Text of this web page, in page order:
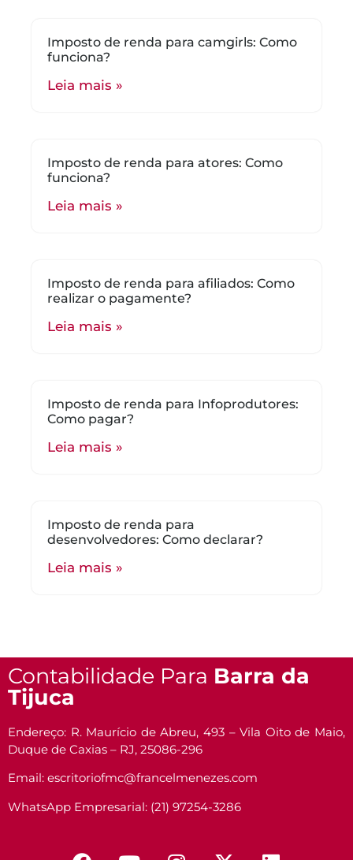
Imposto de renda para camgirls: Como
funciona?
Leia mais »
Imposto de renda para atores: Como
funciona?
Leia mais »
Imposto de renda para afiliados: Como
realizar o pagamente?
Leia mais »
Imposto de renda para Infoprodutores:
Como pagar?
Leia mais »
Imposto de renda para
desenvolvedores: Como declarar?
Leia mais »
Contabilidade Para Barra da
Tijuca
Endereço: R. Maurício de Abreu, 493 – Vila Oito de Maio,
Duque de Caxias – RJ, 25086-296
Email: escritoriofmc@francelmenezes.com
WhatsApp Empresarial: (21) 97254-3286